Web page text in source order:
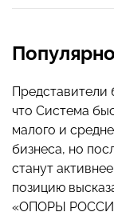
Представители
что Система
малого и
бизнеса, но
станут
позицию
«ОПОРЫ